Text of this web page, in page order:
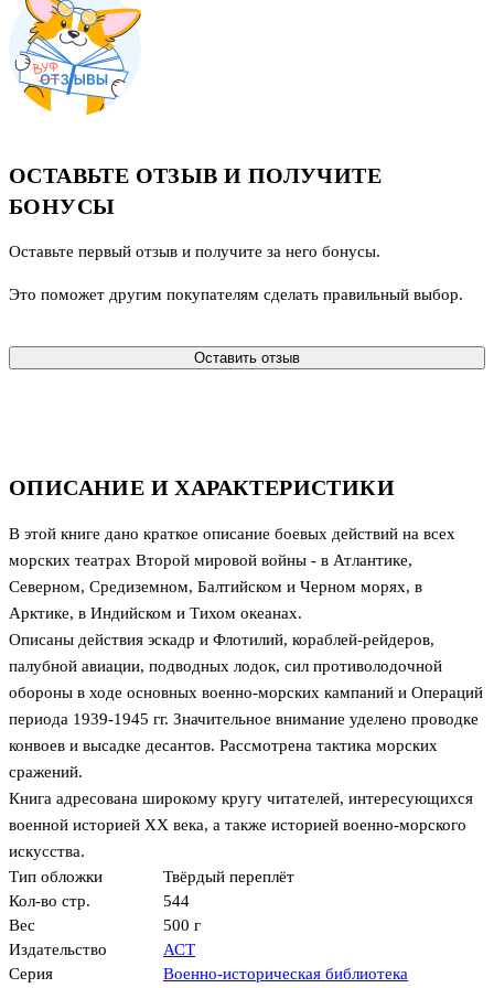
ОПИСАНИЕ И ХАРАКТЕРИСТИКИ
В этой книге дано краткое описание боевых действий на всех
морских театрах Второй мировой войны - в Атлантике,
Северном, Средиземном, Балтийском и Черном морях, в
Арктике, в Индийском и Тихом океанах.
Описаны действия эскадр и Флотилий, кораблей-рейдеров,
палубной авиации, подводных лодок, сил противолодочной
обороны в ходе основных военно-морских кампаний и Операций
периода 1939-1945 гг. Значительное внимание уделено проводке
конвоев и высадке десантов. Рассмотрена тактика морских
сражений.
Книга адресована широкому кругу читателей, интересующихся
военной историей XX века, а также историей военно-морского
искусства.
Тип обложки
Твёрдый переплёт
Кол-во стр.
544
Вес
500 г
Издательство
АСТ
Серия
Военно-историческая библиотека
ОСТАВЬТЕ ОТЗЫВ И ПОЛУЧИТЕ
БОНУСЫ
Оставьте первый отзыв и получите за него бонусы.
Это поможет другим покупателям сделать правильный выбор.
Оставить отзыв